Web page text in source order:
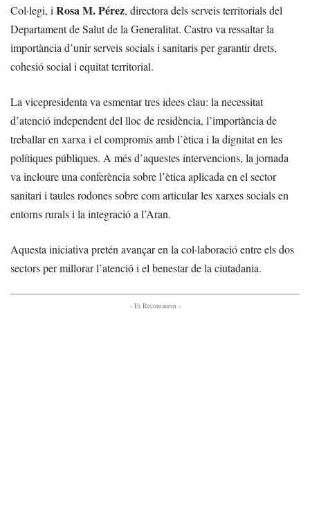
Col·legi, i Rosa M. Pérez, directora dels serveis territorials del
Departament de Salut de la Generalitat. Castro va ressaltar la
importància d’unir serveis socials i sanitaris per garantir drets,
cohesió social i equitat territorial.
La vicepresidenta va esmentar tres idees clau: la necessitat
d’atenció independent del lloc de residència, l’importància de
treballar en xarxa i el compromís amb l’ètica i la dignitat en les
polítiques públiques. A més d’aquestes intervencions, la jornada
va incloure una conferència sobre l’ètica aplicada en el sector
sanitari i taules rodones sobre com articular les xarxes socials en
entorns rurals i la integració a l’Aran.
Aquesta iniciativa pretén avançar en la col·laboració entre els dos
sectors per millorar l’atenció i el benestar de la ciutadania.
- Et Recomanem -